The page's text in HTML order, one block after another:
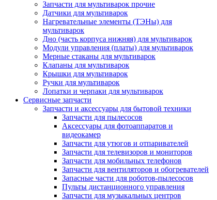
Запчасти для мультиварок прочие
Датчики для мультиварок
Нагревательные элементы (ТЭНы) для
мультиварок
Дно (часть корпуса нижняя) для мультиварок
Модули управления (платы) для мультиварок
Мерные стаканы для мультиварок
Клапаны для мультиварок
Крышки для мультиварок
Ручки для мультиварок
Лопатки и черпаки для мультиварок
Сервисные запчасти
Запчасти и аксессуары для бытовой техники
Запчасти для пылесосов
Аксессуары для фотоаппаратов и
видеокамер
Запчасти для утюгов и отпаривателей
Запчасти для телевизоров и мониторов
Запчасти для мобильных телефонов
Запчасти для вентиляторов и обогревателей
Запасные части для роботов-пылесосов
Пульты дистанционного управления
Запчасти для музыкальных центров